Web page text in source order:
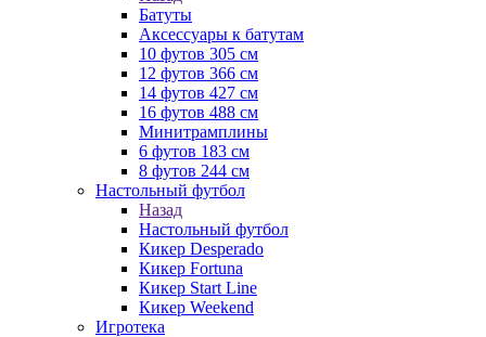
Батуты
Аксессуары к батутам
10 футов 305 см
12 футов 366 см
14 футов 427 см
16 футов 488 см
Минитрамплины
6 футов 183 см
8 футов 244 см
Настольный футбол
Назад
Настольный футбол
Кикер Desperado
Кикер Fortuna
Кикер Start Line
Кикер Weekend
Игротека